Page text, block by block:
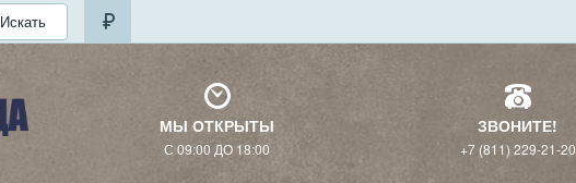
Искать
МЫ ОТКРЫТЫ
С 09:00 ДО 18:00
ЗВОНИТЕ!
+7 (811) 229-21-20